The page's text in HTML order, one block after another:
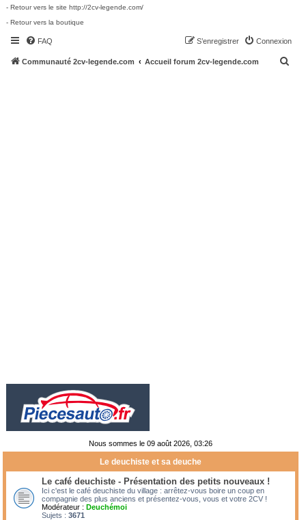
- Retour vers le site http://2cv-legende.com/
- Retour vers la boutique
FAQ Connexion
S’enregistrer
Communauté 2cv-legende.com Accueil forum 2cv-legende.com
Nous sommes le 09 août 2026, 03:26
Le deuchiste et sa deuche
Le café deuchiste - Présentation des petits nouveaux !
Ici c'est le café deuchiste du village : arrêtez-vous boire un coup en
compagnie des plus anciens et présentez-vous, vous et votre 2CV !
Modérateur : Deuchémoi
Sujets : 3671